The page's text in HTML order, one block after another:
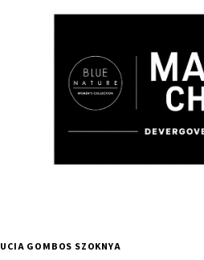
GOMBOS SZOKNYA